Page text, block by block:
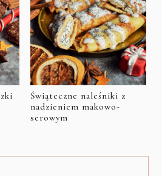
Świąteczne naleśniki z
nadzieniem makowo-
serowym